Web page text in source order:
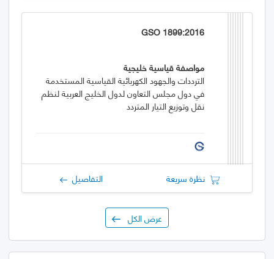
GSO 1899:2016
مواصفة قياسية خليجية
الترددات والجهود الكهربائية القياسية المستخدمة
في دول مجلس التعاون لدول الخليج العربية لنظم
نقل وتوزيع التيار المتردد
نظرة سريعة التفاصيل
عرض الكل